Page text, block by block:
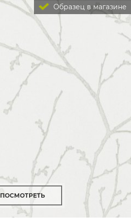
Образец в магазине
ПОСМОТРЕТЬ